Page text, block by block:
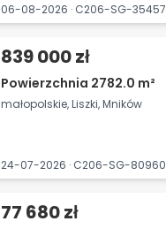
06-08-2026 · C206-SG-35457
839 000 zł
Powierzchnia 2782.0 m²
małopolskie, Liszki, Mników
24-07-2026 · C206-SG-80960
77 680 zł